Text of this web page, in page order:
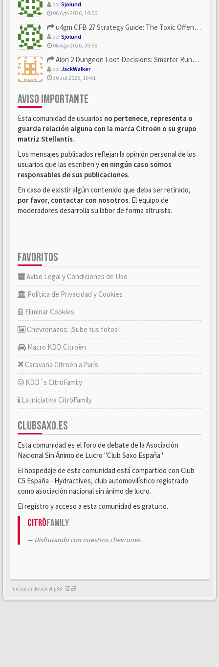
porSjolund
06 Ago 2026, 10:00
u4gm CFB 27 Strategy Guide: The Toxic Offensive Scheme Your ...
porSjolund
06 Ago 2026, 09:58
Aion 2 Dungeon Loot Decisions: Smarter Runs With U4N
porJackWalker
30 Jul 2026, 10:41
AVISO IMPORTANTE
Esta comunidad de usuarios no pertenece, representa o
guarda relación alguna con la marca Citroën o su grupo
matriz Stellantis.
Los mensajes publicados reflejan la opinión personal de los
usuarios que las escriben y en ningún caso somos
responsables de sus publicaciones.
En caso de existir algún contenido que deba ser retirado,
por favor, contactar con nosotros. El equipo de
moderadores desarrolla su labor de forma altruista.
FAVORITOS
Aviso Legal y Condiciones de Uso
Política de Privacidad y Cookies
Eliminar Cookies
Chevronazos: ¡Sube tus fotos!
Macro KDD Citroën
Caravana Citroën a París
KDD´s CitröFamily
La iniciativa CitröFamily
CLUBSAXO.ES
Esta comunidad es el foro de debate de la Asociación
Nacional Sin Ánimo de Lucro "Club Saxo España".
El hospedaje de esta comunidad está compartido con Club
C5 España - Hydractives, club automovilístico registrado
como asociación nacional sin ánimo de lucro.
El registro y acceso a esta comunidad es gratuito.
CitröFamily
Disfrutando con nuestros chevrones.
Funcionando con phpBB -